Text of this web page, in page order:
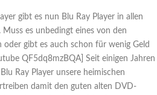
gibt es nun Blu Ray Player in allen
Muss es unbedingt eines von den
oder gibt es auch schon für wenig Geld
QF5dq8mzBQA] Seit einigen Jahren
Ray Player unsere heimischen
damit den guten alten DVD-